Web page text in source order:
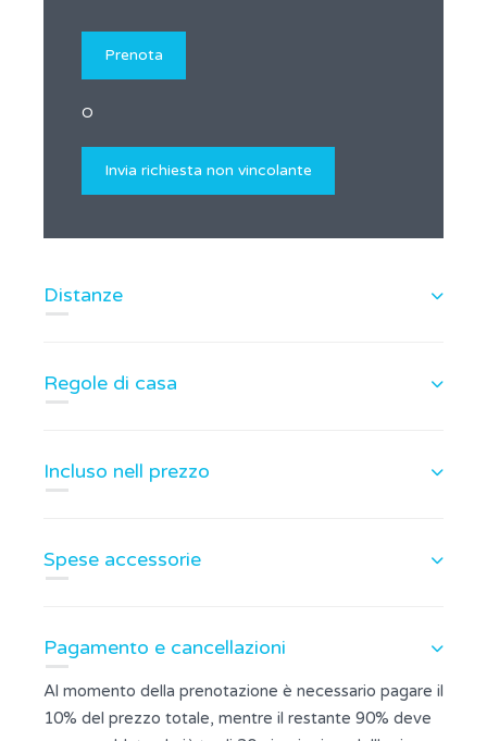
O
Distanze
Regole di casa
Incluso nell prezzo
Spese accessorie
Pagamento e cancellazioni
Al momento della prenotazione è necessario pagare il
10% del prezzo totale, mentre il restante 90% deve